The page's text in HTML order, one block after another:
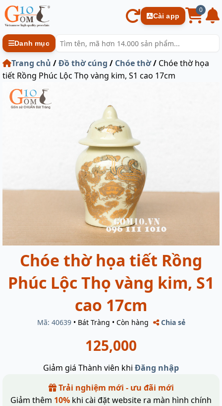
Cài app
0
Danh mục
Trang chủ /Đồ thờ cúng / Chóe thờ/ Chóe thờ họa
tiết Rồng Phúc Lộc Thọ vàng kim, S1 cao 17cm
Chóe thờ họa tiết Rồng
Phúc Lộc Thọ vàng kim, S1
cao 17cm
Mã: 40639 • Bát Tràng • Còn hàng Chia sẻ
125,000
Giảm giá Thành viên khi Đăng nhập
Trải nghiệm mới - ưu đãi mới
Giảm thêm 10% khi cài đặt website ra màn hình chính